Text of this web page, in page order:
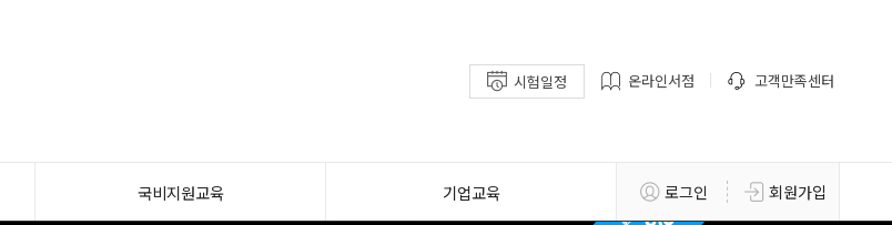
시험일정 온라인서점 고객만족센터
국비지원교육 기업교육 로그인 회원가입